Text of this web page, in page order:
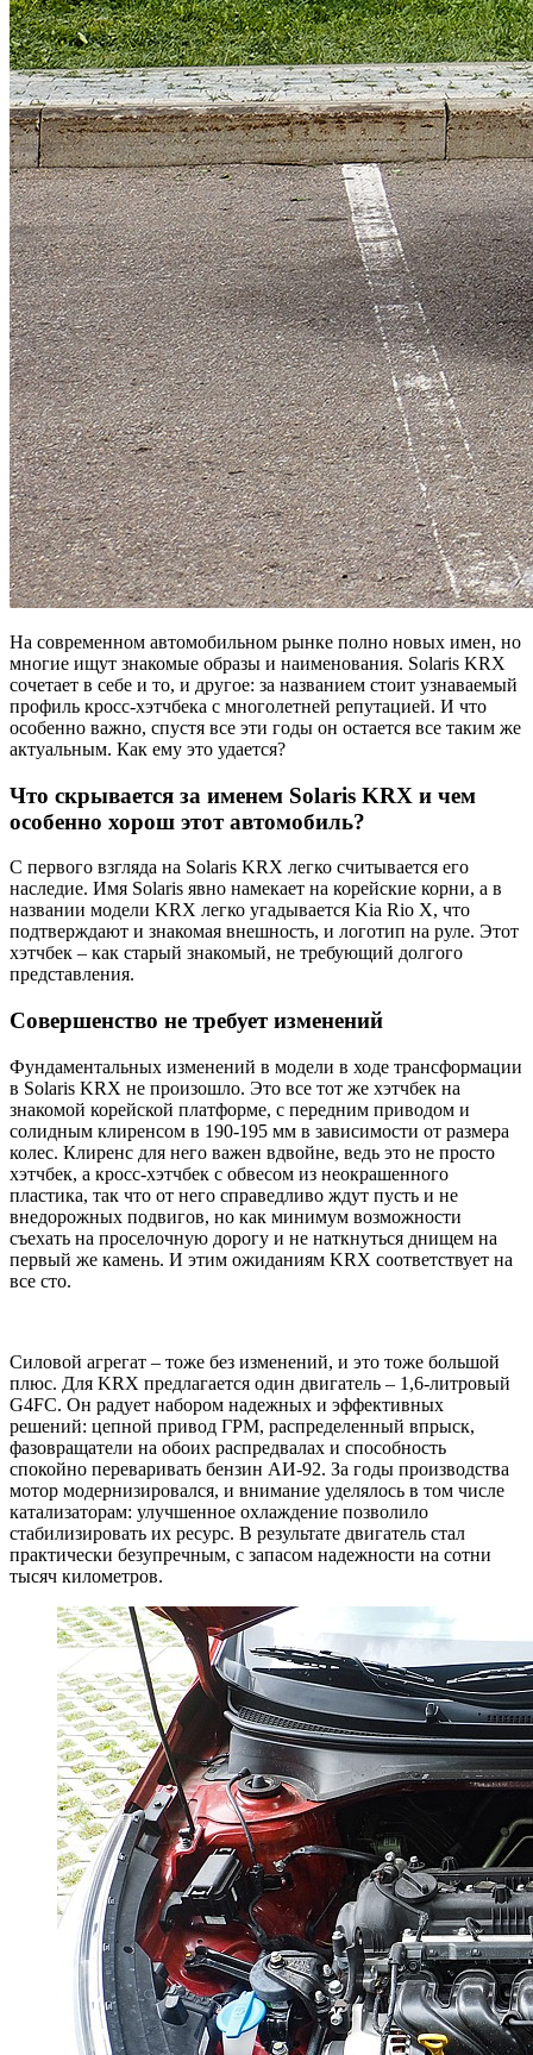
На современном автомобильном рынке полно новых имен, но
многие ищут знакомые образы и наименования. Solaris KRX
сочетает в себе и то, и другое: за названием стоит узнаваемый
профиль кросс-хэтчбека с многолетней репутацией. И что
особенно важно, спустя все эти годы он остается все таким же
актуальным. Как ему это удается?
Что скрывается за именем Solaris KRX и чем
особенно хорош этот автомобиль?
С первого взгляда на Solaris KRX легко считывается его
наследие. Имя Solaris явно намекает на корейские корни, а в
названии модели KRX легко угадывается Kia Rio X, что
подтверждают и знакомая внешность, и логотип на руле. Этот
хэтчбек – как старый знакомый, не требующий долгого
представления.
Совершенство не требует изменений
Фундаментальных изменений в модели в ходе трансформации
в Solaris KRX не произошло. Это все тот же хэтчбек на
знакомой корейской платформе, с передним приводом и
солидным клиренсом в 190-195 мм в зависимости от размера
колес. Клиренс для него важен вдвойне, ведь это не просто
хэтчбек, а кросс-хэтчбек с обвесом из неокрашенного
пластика, так что от него справедливо ждут пусть и не
внедорожных подвигов, но как минимум возможности
съехать на проселочную дорогу и не наткнуться днищем на
первый же камень. И этим ожиданиям KRX соответствует на
все сто.
Силовой агрегат – тоже без изменений, и это тоже большой
плюс. Для KRX предлагается один двигатель – 1,6-литровый
G4FC. Он радует набором надежных и эффективных
решений: цепной привод ГРМ, распределенный впрыск,
фазовращатели на обоих распредвалах и способность
спокойно переваривать бензин АИ-92. За годы производства
мотор модернизировался, и внимание уделялось в том числе
катализаторам: улучшенное охлаждение позволило
стабилизировать их ресурс. В результате двигатель стал
практически безупречным, с запасом надежности на сотни
тысяч километров.